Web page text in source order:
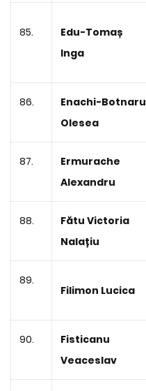
85.
Edu-Tomaș
Inga
86.
Enachi-Botnaru
Olesea
87.
Ermurache
Alexandru
88.
Fătu Victoria
Nalațiu
89.
Filimon Lucica
90.
Fisticanu
Veaceslav